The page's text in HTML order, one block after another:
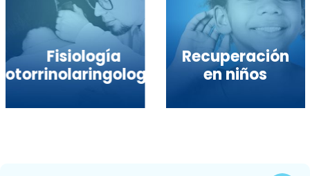
Recuperación
en niños
Cuidando la voz